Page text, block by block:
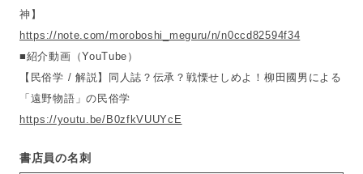
神】
https://note.com/moroboshi_meguru/n/n0ccd82594f34
■紹介動画（YouTube）
【民俗学 / 解説】同人誌？伝承？戦慄せしめよ！柳田國男による
「遠野物語」の民俗学
https://youtu.be/B0zfkVUUYcE
書店員の名刺